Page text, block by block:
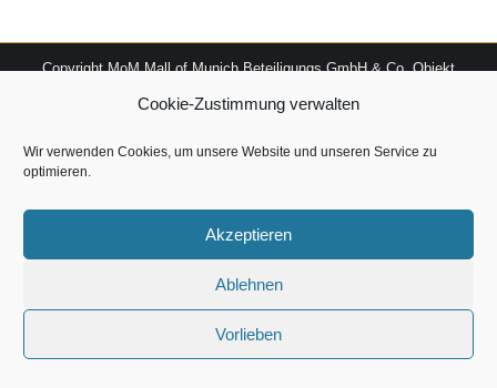
Cookie-Zustimmung verwalten
Wir verwenden Cookies, um unsere Website und unseren Service zu
optimieren.
Akzeptieren
Ablehnen
Vorlieben
Copyright MoM Mall of Munich Beteiligungs GmbH & Co. Objekt
Hopfenpost KG 2026